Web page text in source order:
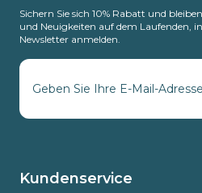
Sichern Sie sich 10% Rabatt und
und Neuigkeiten auf dem Laufenden,
Newsletter anmelden.
Kundenservice